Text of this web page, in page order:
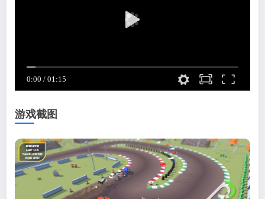
游戏截图